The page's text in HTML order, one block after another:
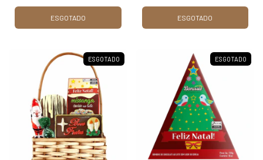
ESGOTADO ESGOTADO
ESGOTADO ESGOTADO